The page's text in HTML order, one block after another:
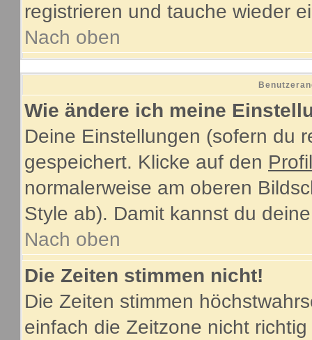
registrieren und tauche wieder
Nach oben
Wie ändere ich meine
Deine Einstellungen (sofern du
gespeichert. Klicke auf den Profil
normalerweise am oberen
Style ab). Damit kannst du
Nach oben
Die Zeiten stimmen nicht!
Die Zeiten stimmen
einfach die Zeitzone nicht